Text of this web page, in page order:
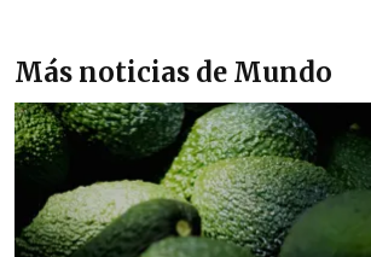
Más noticias de Mundo